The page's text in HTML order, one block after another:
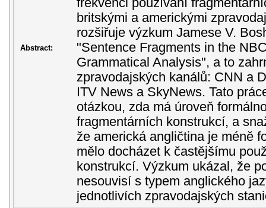
Abstract:
frekvenci používání
britskými a americkými
rozšiřuje výzkum Jamese V.
"Sentence Fragments in the
Grammatical Analysis", a to
zpravodajských kanálů: CNN a
ITV News a SkyNews. Tato
otázkou, zda má úroveň
fragmentárních konstrukcí, a
že americká angličtina je méně
mělo docházet k častějšímu
konstrukcí. Výzkum ukázal, že
nesouvisí s typem anglického
jednotlivích zpravodajských